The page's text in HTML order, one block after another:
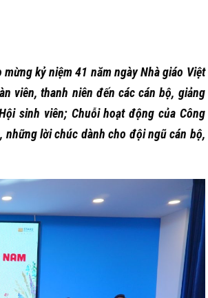
kỷ niệm 41 năm ngày Nhà giáo Việt
viên, thanh niên đến các cán bộ, giảng
sinh viên; Chuỗi hoạt động của Công
lời chúc dành cho đội ngũ cán bộ,